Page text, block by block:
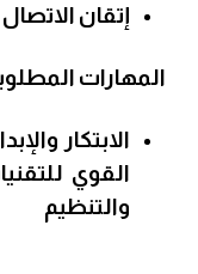
إتقان
المهارات
الابتكار
القوي
والتنظيم